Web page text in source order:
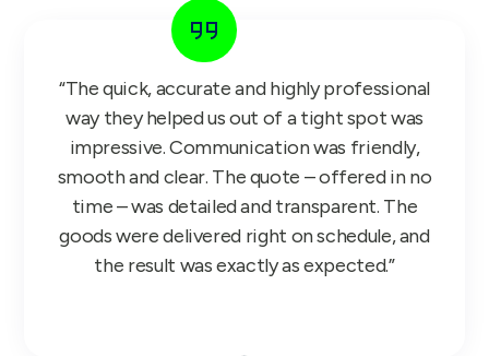
“The quick, accurate and highly professional
way they helped us out of a tight spot was
impressive. Communication was friendly,
smooth and clear. The quote – offered in no
time – was detailed and transparent. The
goods were delivered right on schedule, and
the result was exactly as expected.”